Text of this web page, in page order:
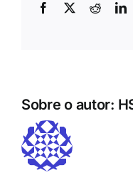
Facebook
X Reddit
Sobre o autor: